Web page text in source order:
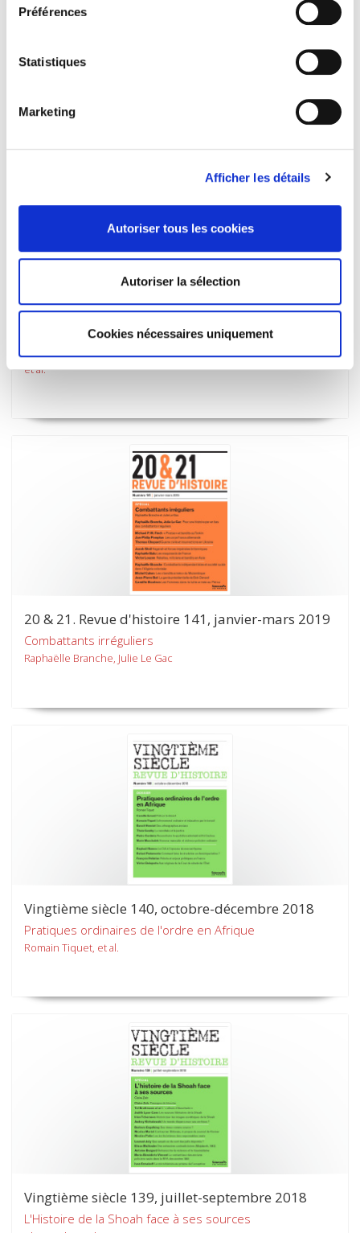
Préférences
Statistiques
Marketing
Afficher les détails
Autoriser tous les cookies
Autoriser la sélection
Cookies nécessaires uniquement
2019
Allemagne et expériences migratoires depuis 1945
20 & 21. Revue d'histoire 142, avril-juin 2019
et al.
20 & 21. Revue d'histoire 141, janvier-mars 2019
Combattants irréguliers
Raphaëlle Branche, Julie Le Gac
Vingtième siècle 140, octobre-décembre 2018
Pratiques ordinaires de l'ordre en Afrique
Romain Tiquet, et al.
Vingtième siècle 139, juillet-septembre 2018
L'Histoire de la Shoah face à ses sources